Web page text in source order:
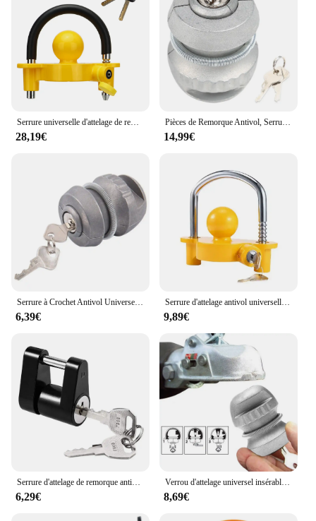
28,19€ 14,99€
6,39€
Serrure d'attelage antivol universelle, pièces de remorque, boule de remorquage, caravane, camping, accessoires, 1 pièce
9,89€
6,29€
Verrou d'attelage universel insérable, attaches de sécurité pour caravanes 2 clés
8,69€